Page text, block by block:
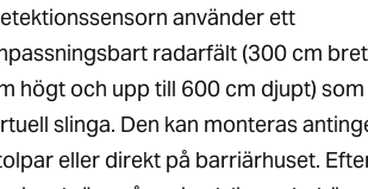
använder ett
radarfält (300 cm
högt och upp till 600 cm djupt) som
slinga. Den kan monteras
eller direkt på barriärhuset.